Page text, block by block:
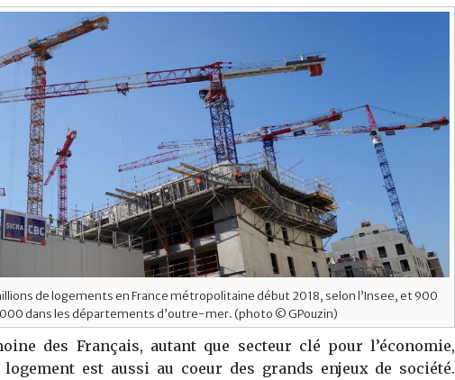
Immobilier
Divers
de logements en France métropolitaine début 2018, selon l’Insee, et 900
000 dans les départements d’outre-mer. (photo © GPouzin)
des Français, autant que secteur clé pour l’économie,
est aussi au coeur des grands enjeux de société.